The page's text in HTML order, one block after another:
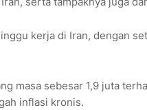
kerja di Iran, dengan
masa sebesar 1,9 juta
inflasi kronis.